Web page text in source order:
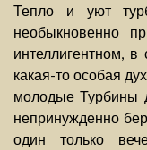
Тепло и уют
необыкновенно
интеллигентном,
какая-то особая
молодые Турбины
непринужденно
один только